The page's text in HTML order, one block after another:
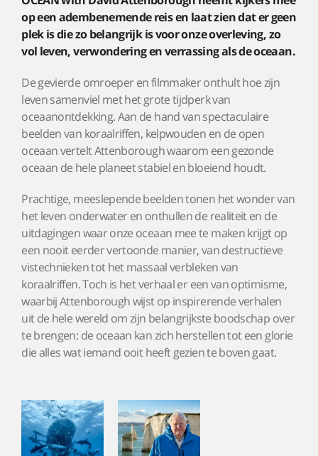
op een adembenemende reis en laat zien dat er geen
plek is die zo belangrijk is voor onze overleving, zo
vol leven, verwondering en verrassing als de oceaan.
De gevierde omroeper en filmmaker onthult hoe zijn
leven samenviel met het grote tijdperk van
oceaanontdekking. Aan de hand van spectaculaire
beelden van koraalriffen, kelpwouden en de open
oceaan vertelt Attenborough waarom een gezonde
oceaan de hele planeet stabiel en bloeiend houdt.
Prachtige, meeslepende beelden tonen het wonder van
het leven onderwater en onthullen de realiteit en de
uitdagingen waar onze oceaan mee te maken krijgt op
een nooit eerder vertoonde manier, van destructieve
vistechnieken tot het massaal verbleken van
koraalriffen. Toch is het verhaal er een van optimisme,
waarbij Attenborough wijst op inspirerende verhalen
uit de hele wereld om zijn belangrijkste boodschap over
te brengen: de oceaan kan zich herstellen tot een glorie
die alles wat iemand ooit heeft gezien te boven gaat.